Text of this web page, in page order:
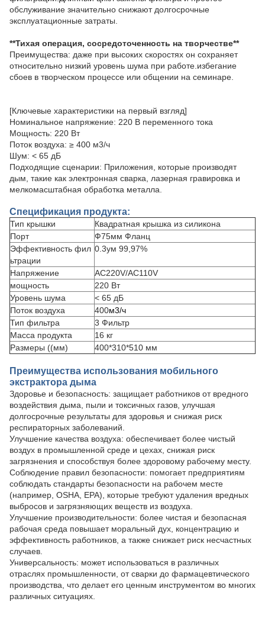
обслуживание значительно снижают долгосрочные
эксплуатационные затраты.
**Тихая операция, сосредоточенность на творчестве**
Преимущества: даже при высоких скоростях он сохраняет
относительно низкий уровень шума при работе.избегание
сбоев в творческом процессе или общении на семинаре.
[Ключевые характеристики на первый взгляд]
Номинальное напряжение: 220 В переменного тока
Мощность: 220 Вт
Поток воздуха: ≥ 400 м3/ч
Шум: < 65 дБ
Подходящие сценарии: Приложения, которые производят
дым, такие как электронная сварка, лазерная гравировка и
мелкомасштабная обработка металла.
Спецификация продукта:
Тип крышки
Квадратная крышка из силикона
Порт
Ф75мм Фланц
Эффективность фил
ьтрации
0.3ум 99,97%
Напряжение
AC220V/AC110V
мощность
220 Вт
Уровень шума
< 65 дБ
Поток воздуха
400м3/ч
Тип фильтра
3 Фильтр
Масса продукта
16 кг
Размеры ((мм)
400*310*510 мм
Преимущества использования мобильного
экстрактора дыма
Здоровье и безопасность: защищает работников от вредного
воздействия дыма, пыли и токсичных газов, улучшая
долгосрочные результаты для здоровья и снижая риск
респираторных заболеваний.
Улучшение качества воздуха: обеспечивает более чистый
воздух в промышленной среде и цехах, снижая риск
загрязнения и способствуя более здоровому рабочему месту.
Соблюдение правил безопасности: помогает предприятиям
соблюдать стандарты безопасности на рабочем месте
(например, OSHA, EPA), которые требуют удаления вредных
выбросов и загрязняющих веществ из воздуха.
Улучшение производительности: более чистая и безопасная
рабочая среда повышает моральный дух, концентрацию и
эффективность работников, а также снижает риск несчастных
случаев.
Универсальность: может использоваться в различных
отраслях промышленности, от сварки до фармацевтического
производства, что делает его ценным инструментом во многих
различных ситуациях.